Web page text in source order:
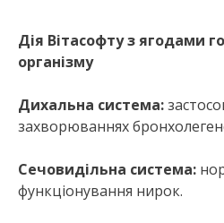
Дія Вітасофту з ягодами
організму
Дихальна система:
захворюваннях
Сечовидільна система:
функціонування нирок.